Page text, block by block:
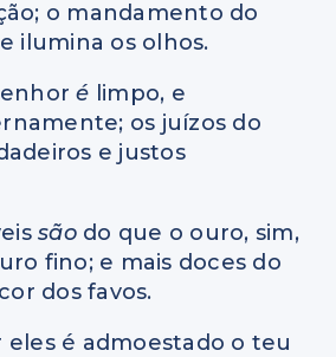
o mandamento do
ilumina os olhos.
é limpo, e
os juízos do
e justos
são do que o ouro, sim,
fino; e mais doces do
dos favos.
eles é admoestado o teu